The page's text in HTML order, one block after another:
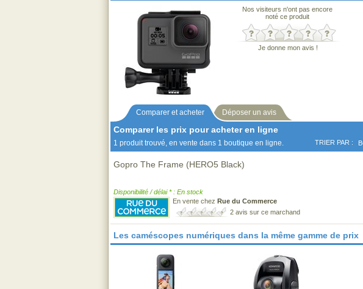
Nos visiteurs n'ont pas encore
noté ce produit
Je donne mon avis !
Comparer et acheter Déposer un avis
Comparer les prix pour acheter en ligne
1 produit trouvé, en vente dans 1 boutique en ligne. TRIER PAR :
Gopro The Frame (HERO5 Black)
Disponibilité / délai * : En stock
En vente chez Rue du Commerce
2 avis sur ce marchand
Les caméscopes numériques dans la même gamme de prix